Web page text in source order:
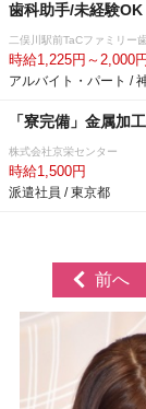
歯科助手/未経験
二俣川駅前TaCファミリー
時給1,225円～2,000円
アルバイト・パート /
「寮完備」金属加
株式会社京栄センター
時給1,500円
派遣社員 / 東京都
前へ